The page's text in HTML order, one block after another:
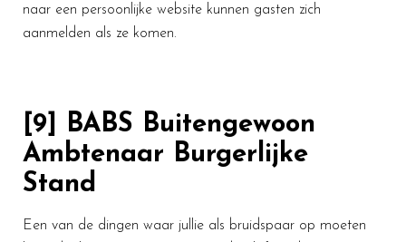
naar een persoonlijke website kunnen gasten zich
aanmelden als ze komen.
[9] BABS Buitengewoon
Ambtenaar Burgerlijke
Stand
Een van de dingen waar jullie als bruidspaar op moeten